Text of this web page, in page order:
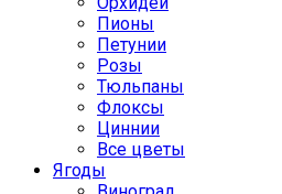
Пионы
Петунии
Розы
Тюльпаны
Флоксы
Циннии
Все цветы
Ягоды